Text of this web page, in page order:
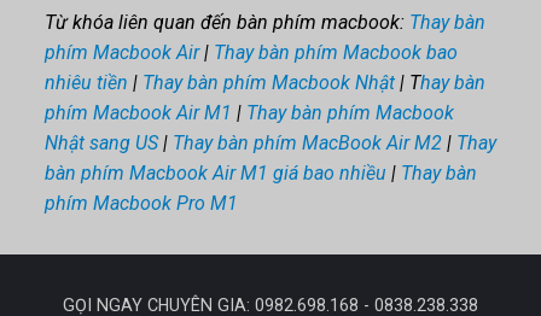
Từ khóa liên quan đến bàn phím macbook: Thay bàn
phím Macbook Air| Thay bàn phím Macbook bao
nhiêu tiền | Thay bàn phím Macbook Nhật| Thay bàn
phím Macbook Air M1 | Thay bàn phím Macbook
Nhật sang US| Thay bàn phím MacBook Air M2| Thay
bàn phím Macbook Air M1 giá bao nhiều | Thay bàn
phím Macbook Pro M1
GỌI NGAY CHUYÊN GIA: 0982.698.168 - 0838.238.338